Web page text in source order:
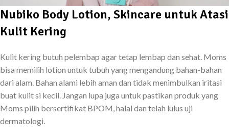
Nubiko Body Lotion, Skincare untuk Atasi
Kulit Kering
Kulit kering butuh pelembap agar tetap lembap dan sehat. Moms
bisa memilih lotion untuk tubuh yang mengandung bahan-bahan
dari alam. Bahan alami lebih aman dan tidak menimbulkan iritasi
buat kulit si kecil. Jangan lupa juga untuk pastikan produk yang
Moms pilih bersertifikat BPOM, halal dan telah lulus uji
dermatologi.